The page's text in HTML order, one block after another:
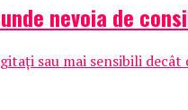
nevoia de
sau mai sensibili decât